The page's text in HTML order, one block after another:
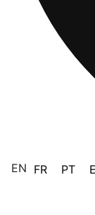
EN FR PT